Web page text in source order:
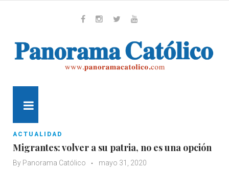
ACTUALIDAD
Migrantes: volver a su patria, no es una opción
By Panorama Católico mayo 31, 2020